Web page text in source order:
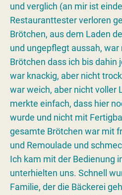
und verglich (an mir ist
Restauranttester verloren
Brötchen, aus dem Laden
und ungepflegt aussah,
Brötchen dass ich bis dahin
war knackig, aber nicht
war weich, aber nicht voller
merkte einfach, dass hier
wurde und nicht mit
gesamte Brötchen war mit
und Remoulade und
Ich kam mit der Bedienung
unterhielten uns. Schnell
Familie, der die Bäckerei